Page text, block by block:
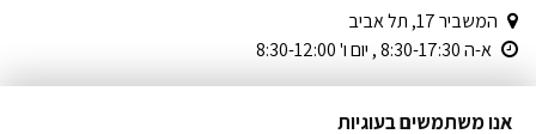
המשביר 17, תל אביב
א-ה 8:30-17:30 , יום ו' 8:30-12:00
אנו משתמשים בעוגיות